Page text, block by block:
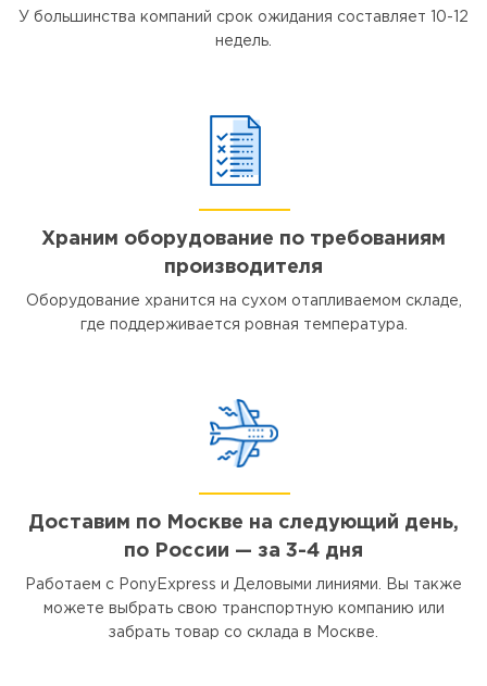
У большинства компаний срок ожидания составляет 10-12
недель.
Храним оборудование по требованиям
производителя
Оборудование хранится на сухом отапливаемом складе,
где поддерживается ровная температура.
Доставим по Москве на следующий день,
по России — за 3-4 дня
Работаем с PonyExpress и Деловыми линиями. Вы также
можете выбрать свою транспортную компанию или
забрать товар со склада в Москве.